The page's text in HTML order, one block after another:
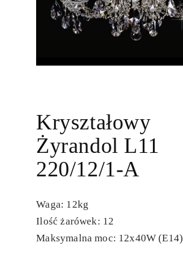
Kryształowy
Żyrandol L11
220/12/1-A
Waga: 12kg
Ilość żarówek: 12
Maksymalna moc: 12x40W (E14)